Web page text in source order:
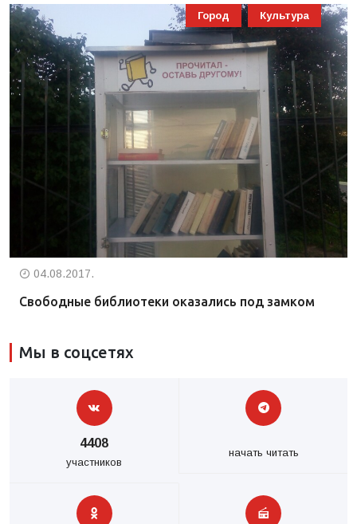
Город Культура
04.08.2017.
Свободные библиотеки оказались под замком
Мы в соцсетях
4408
участников
начать читать